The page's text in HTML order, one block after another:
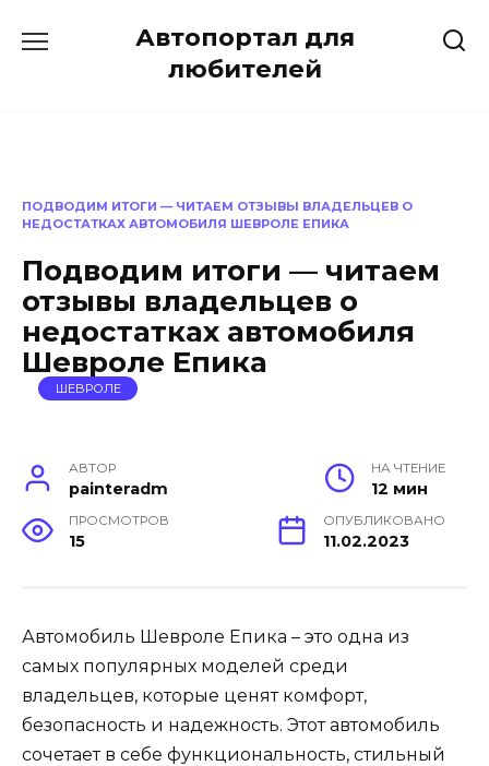
Автопортал для
любителей
ПОДВОДИМ ИТОГИ — ЧИТАЕМ ОТЗЫВЫ ВЛАДЕЛЬЦЕВ О
НЕДОСТАТКАХ АВТОМОБИЛЯ ШЕВРОЛЕ ЕПИКА
Подводим итоги — читаем
отзывы владельцев о
недостатках автомобиля
Шевроле Епика
ШЕВРОЛЕ
АВТОР
painteradm
НА ЧТЕНИЕ
12 мин
ПРОСМОТРОВ
15
ОПУБЛИКОВАНО
11.02.2023
Автомобиль Шевроле Епика – это одна из
самых популярных моделей среди
владельцев, которые ценят комфорт,
безопасность и надежность. Этот автомобиль
сочетает в себе функциональность, стильный